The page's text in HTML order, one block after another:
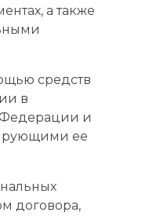
а также
средств
в
Федерации и
ее
договора,